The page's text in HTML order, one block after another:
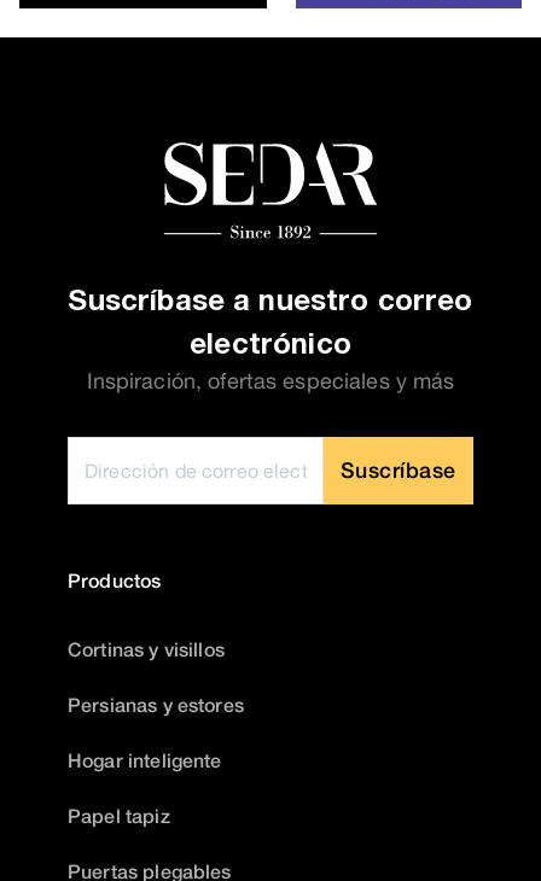
Suscríbase a nuestro correo
electrónico
Inspiración, ofertas especiales y más
Suscríbase
Productos
Cortinas y visillos
Persianas y estores
Hogar inteligente
Papel tapiz
Puertas plegables